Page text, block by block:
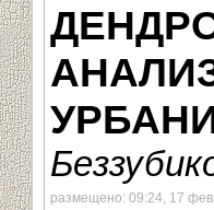
размещено: 09:24, 17